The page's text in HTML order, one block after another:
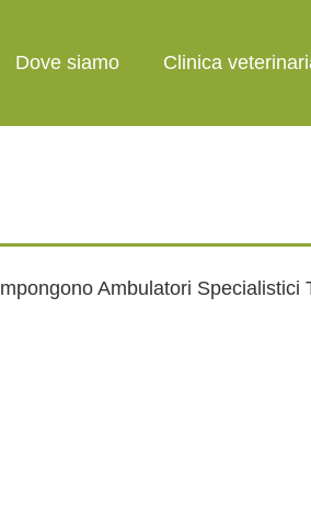
Dove siamo Clinica
Ambulatori Specialistici